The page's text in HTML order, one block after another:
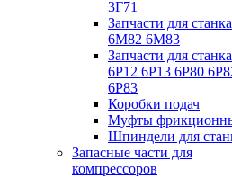
3Г71
Запчасти для станка
6М82 6М83
Запчасти для станка
6Р12 6Р13 6Р80
6Р83
Коробки подач
Муфты
Шпиндели для
Запасные части для
компрессоров